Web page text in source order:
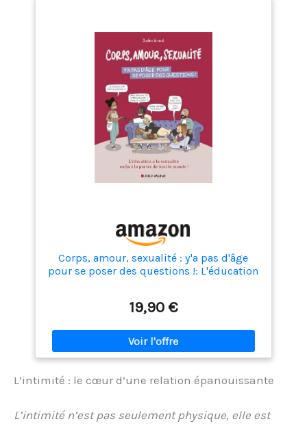
Corps, amour, sexualité : y'a pas d'âge
pour se poser des questions !: L'éducation
19,90 €
L’intimité : le cœur d’une relation épanouissante
L’intimité n’est pas seulement physique, elle est